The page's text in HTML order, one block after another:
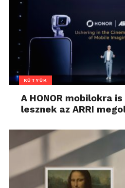
KÜTYÜK
A HONOR mobilokra
lesznek az ARRI